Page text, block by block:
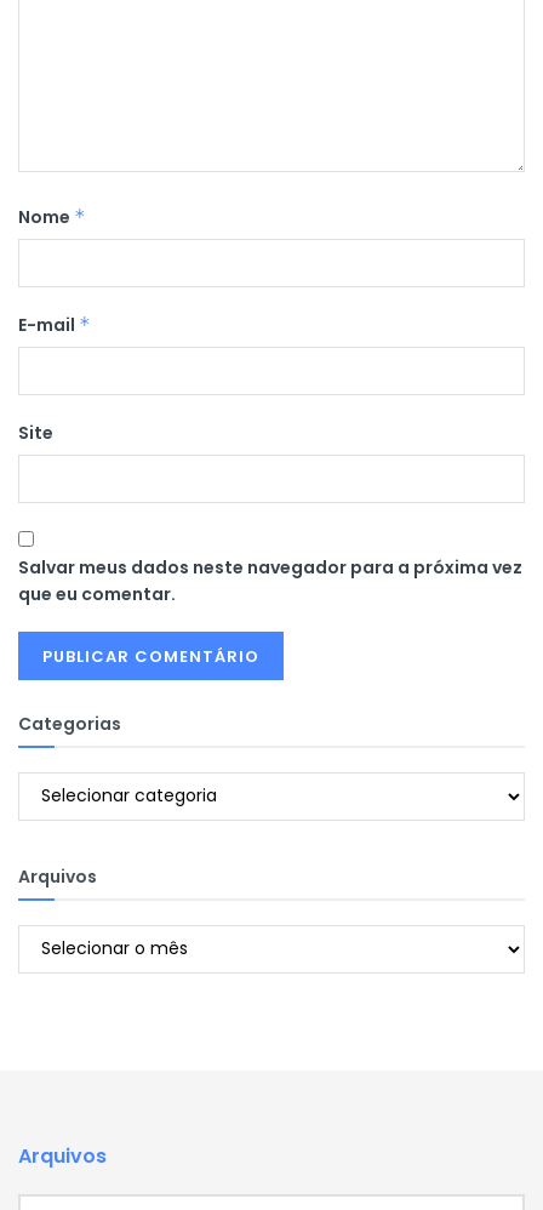
Nome *
E-mail *
Site
Salvar meus dados neste navegador para a próxima vez
que eu comentar.
Categorias
Categorias
Arquivos
Arquivos
Arquivos